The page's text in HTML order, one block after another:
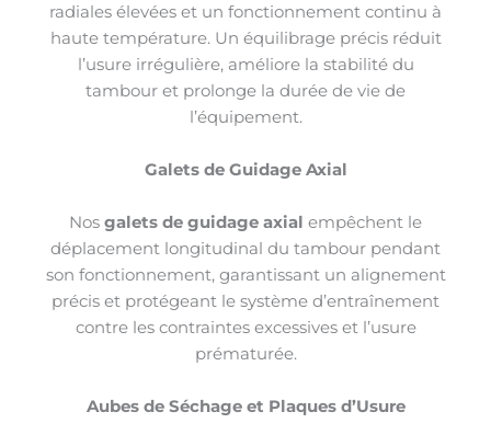
radiales élevées et un fonctionnement continu à
haute température. Un équilibrage précis réduit
l’usure irrégulière, améliore la stabilité du
tambour et prolonge la durée de vie de
l’équipement.
Galets de Guidage Axial
Nos galets de guidage axial empêchent le
déplacement longitudinal du tambour pendant
son fonctionnement, garantissant un alignement
précis et protégeant le système d’entraînement
contre les contraintes excessives et l’usure
prématurée.
Aubes de Séchage et Plaques d’Usure